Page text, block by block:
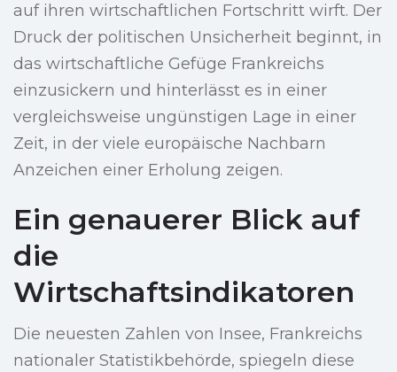
auf ihren wirtschaftlichen Fortschritt wirft. Der
Druck der politischen Unsicherheit beginnt, in
das wirtschaftliche Gefüge Frankreichs
einzusickern und hinterlässt es in einer
vergleichsweise ungünstigen Lage in einer
Zeit, in der viele europäische Nachbarn
Anzeichen einer Erholung zeigen.
Ein genauerer Blick auf
die
Wirtschaftsindikatoren
Die neuesten Zahlen von Insee, Frankreichs
nationaler Statistikbehörde, spiegeln diese